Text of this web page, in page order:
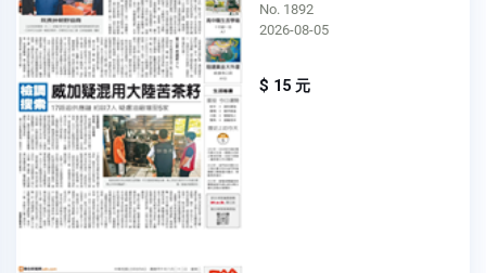
No. 1892
2026-08-05
$ 15 元